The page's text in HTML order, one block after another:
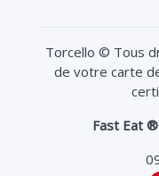
Torcello © Tous
de votre carte
Fast Eat